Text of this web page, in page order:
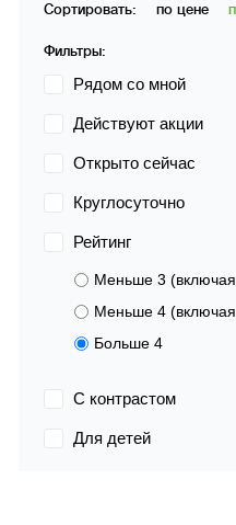
Сортировать: по цене
Фильтры:
Рядом со мной
Действуют акции
Открыто сейчас
Круглосуточно
Рейтинг
Меньше 3
Меньше 4
Больше 4
С контрастом
Для детей